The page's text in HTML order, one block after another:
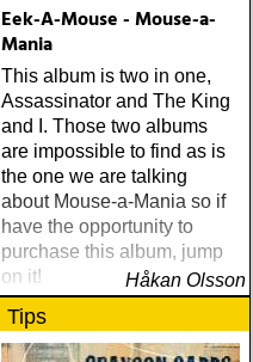
Eek-A-Mouse - Mouse-a-
Mania
This album is two in one,
Assassinator and The King
and I. Those two albums
are impossible to find as is
the one we are talking
about Mouse-a-Mania so if
have the opportunity to
purchase this album, jump
on it!
Håkan Olsson
Tips